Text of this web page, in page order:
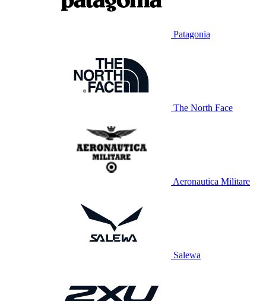
Patagonia
The North Face
Aeronautica Militare
Salewa